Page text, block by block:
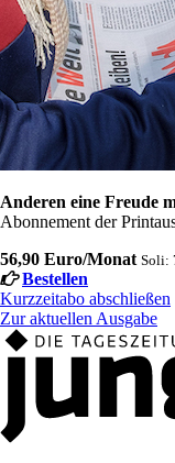
Anderen eine Freude
Abonnement der
56,90 Euro/Monat Soli:
Bestellen
Kurzzeitabo abschließen
Zur aktuellen Ausgabe